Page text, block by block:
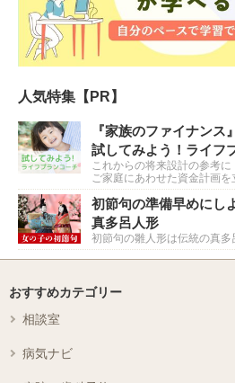
人気特集【PR】
『家族のファイナンス
試してみよう！ライフ
これからの将来設計の参考に
ご家庭にあわせた資金計画を
初節句の準備早めに
真多呂人形
初節句の雛人形は伝統の真多
おすすめカテゴリー
相談室
病気ナビ